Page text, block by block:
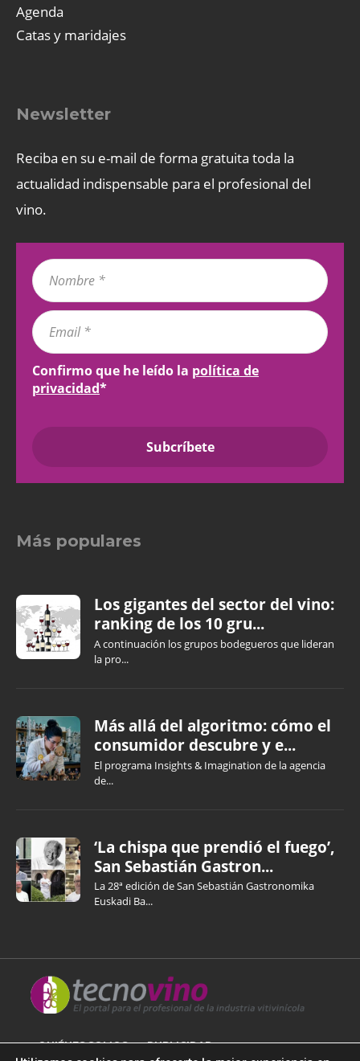
Agenda
Catas y maridajes
Newsletter
Reciba en su e-mail de forma gratuita toda la
actualidad indispensable para el profesional del
vino.
Confirmo que he leído la política de
privacidad*
Más populares
Los gigantes del sector del vino:
ranking de los 10 gru...
A continuación los grupos bodegueros que lideran
la pro...
Más allá del algoritmo: cómo el
consumidor descubre y e...
El programa Insights & Imagination de la agencia
de...
‘La chispa que prendió el fuego’,
San Sebastián Gastron...
La 28ª edición de San Sebastián Gastronomika
Euskadi Ba...
QUIÉNES SOMOS PUBLICIDAD